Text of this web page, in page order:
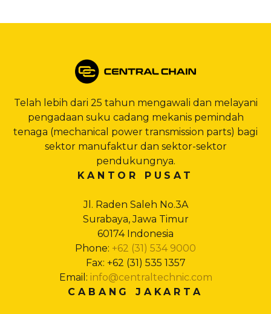
Telah lebih dari 25 tahun mengawali dan melayani
pengadaan suku cadang mekanis pemindah
tenaga (mechanical power transmission parts) bagi
sektor manufaktur dan sektor-sektor
pendukungnya.
KANTOR PUSAT
Jl. Raden Saleh No.3A
Surabaya, Jawa Timur
60174 Indonesia
Phone: +62 (31) 534 9000
Fax: +62 (31) 535 1357
Email: info@centraltechnic.com
CABANG JAKARTA